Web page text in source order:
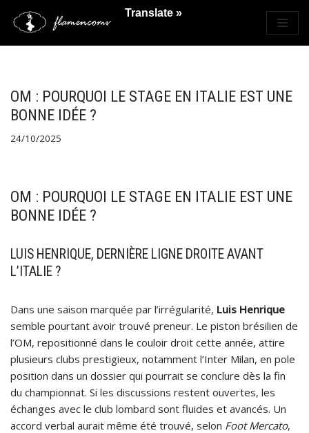
Saltar
OM : POURQUOI LE STAGE EN ITALIE EST UNE
BONNE IDÉE ?
24/10/2025
OM : POURQUOI LE STAGE EN ITALIE EST UNE
BONNE IDÉE ?
LUIS HENRIQUE, DERNIÈRE LIGNE DROITE AVANT
L’ITALIE ?
Dans une saison marquée par l’irrégularité, Luis Henrique
semble pourtant avoir trouvé preneur. Le piston brésilien de
l’OM, repositionné dans le couloir droit cette année, attire
plusieurs clubs prestigieux, notamment l’Inter Milan, en pole
position dans un dossier qui pourrait se conclure dès la fin
du championnat. Si les discussions restent ouvertes, les
échanges avec le club lombard sont fluides et avancés. Un
accord verbal aurait même été trouvé, selon Foot Mercato,
Translate »